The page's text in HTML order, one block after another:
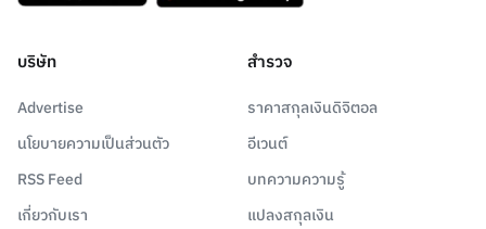
บริษัท
Advertise
นโยบายความเป็นส่วนตัว
RSS Feed
เกี่ยวกับเรา
สำรวจ
ราคาสกุลเงินดิจิตอล
อีเวนต์
บทความความรู้
แปลงสกุลเงิน